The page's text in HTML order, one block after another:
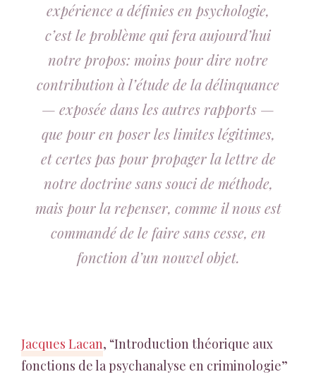
expérience a définies en psychologie,
c’est le problème qui fera aujourd’hui
notre propos: moins pour dire notre
contribution à l’étude de la délinquance
— exposée dans les autres rapports —
que pour en poser les limites légitimes,
et certes pas pour propager la lettre de
notre doctrine sans souci de méthode,
mais pour la repenser, comme il nous est
commandé de le faire sans cesse, en
fonction d’un nouvel objet.
Jacques Lacan, “Introduction théorique aux
fonctions de la psychanalyse en criminologie”